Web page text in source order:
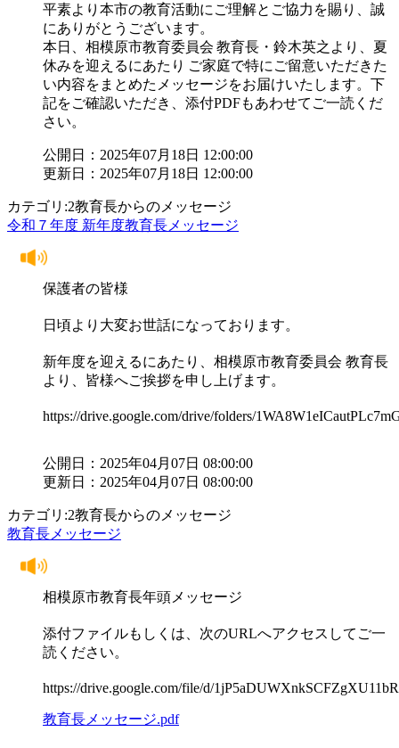
平素より本市の教育活動にご理解とご協力を賜り、誠
にありがとうございます。
本日、相模原市教育委員会 教育長・鈴木英之より、夏
休みを迎えるにあたり ご家庭で特にご留意いただきた
い内容をまとめたメッセージをお届けいたします。下
記をご確認いただき、添付PDFもあわせてご一読くだ
さい。
公開日：2025年07月18日 12:00:00
更新日：2025年07月18日 12:00:00
カテゴリ:2教育長からのメッセージ
令和７年度 新年度教育長メッセージ
保護者の皆様
日頃より大変お世話になっております。
新年度を迎えるにあたり、相模原市教育委員会 教育長
より、皆様へご挨拶を申し上げます。
https://drive.google.com/drive/folders/
公開日：2025年04月07日 08:00:00
更新日：2025年04月07日 08:00:00
カテゴリ:2教育長からのメッセージ
教育長メッセージ
相模原市教育長年頭メッセージ
添付ファイルもしくは、次のURLへアクセスしてご一
読ください。
https://drive.google.com/file/d/
教育長メッセージ.pdf